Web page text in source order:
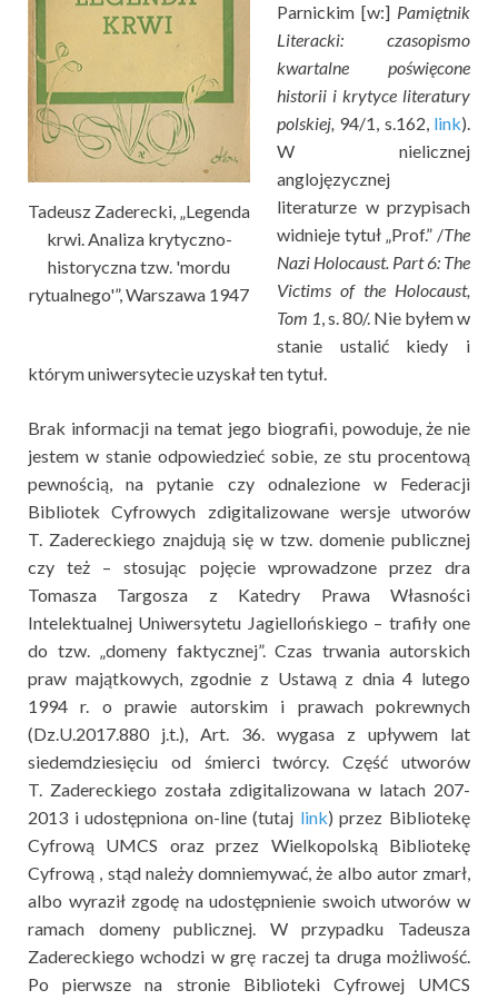
Tadeusz Zaderecki, „Legenda
krwi. Analiza krytyczno-
historyczna tzw. 'mordu
rytualnego'”, Warszawa 1947
Parnickim [w:] Pamiętnik
Literacki: czasopismo
kwartalne poświęcone
historii i krytyce literatury
polskiej, 94/1, s.162, link).
W nielicznej
anglojęzycznej
literaturze w przypisach
widnieje tytuł „Prof.” /The
Nazi Holocaust. Part 6: The
Victims of the Holocaust,
Tom 1, s. 80/. Nie byłem w
stanie ustalić kiedy i
którym uniwersytecie uzyskał ten tytuł.
Brak informacji na temat jego biografii, powoduje, że nie
jestem w stanie odpowiedzieć sobie, ze stu procentową
pewnością, na pytanie czy odnalezione w Federacji
Bibliotek Cyfrowych zdigitalizowane wersje utworów
T. Zadereckiego znajdują się w tzw. domenie publicznej
czy też – stosując pojęcie wprowadzone przez dra
Tomasza Targosza z Katedry Prawa Własności
Intelektualnej Uniwersytetu Jagiellońskiego – trafiły one
do tzw. „domeny faktycznej”. Czas trwania autorskich
praw majątkowych, zgodnie z Ustawą z dnia 4 lutego
1994 r. o prawie autorskim i prawach pokrewnych
(Dz.U.2017.880 j.t.), Art. 36. wygasa z upływem lat
siedemdziesięciu od śmierci twórcy. Część utworów
T. Zadereckiego została zdigitalizowana w latach 207-
2013 i udostępniona on-line (tutaj link) przez Bibliotekę
Cyfrową UMCS oraz przez Wielkopolską Bibliotekę
Cyfrową , stąd należy domniemywać, że albo autor zmarł,
albo wyraził zgodę na udostępnienie swoich utworów w
ramach domeny publicznej. W przypadku Tadeusza
Zadereckiego wchodzi w grę raczej ta druga możliwość.
Po pierwsze na stronie Biblioteki Cyfrowej UMCS